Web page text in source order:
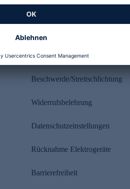
Rechtliches
Beschwerde/Streitschlichtung
Widerrufsbelehrung
Datenschutzeinstellungen
Rücknahme Elektrogeräte
Barrierefreiheit